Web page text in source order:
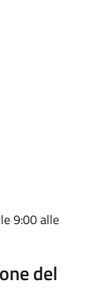
9:00 alle
del